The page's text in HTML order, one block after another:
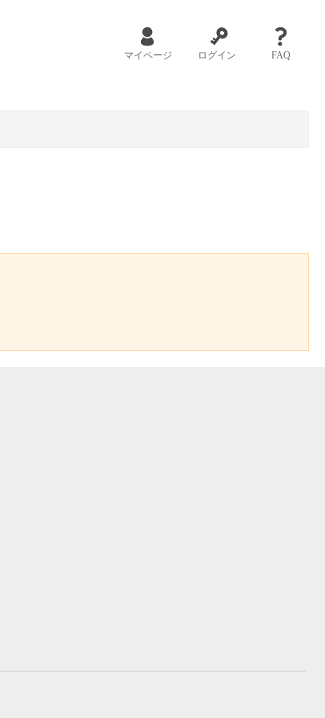
マイページ ログイン FAQ